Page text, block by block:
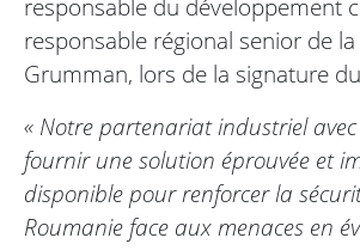
responsable du développement
responsable régional senior de
Grumman, lors de la signature
« Notre partenariat industriel avec
fournir une solution éprouvée et
disponible pour renforcer la
Roumanie face aux menaces en